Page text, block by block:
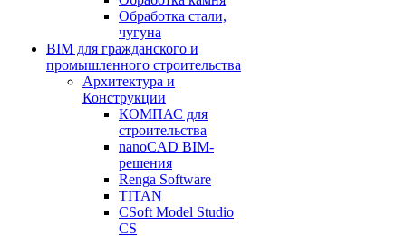
Обработка стали,
чугуна
BIM для гражданского и
промышленного строительства
Архитектура и
Конструкции
КОМПАС для
строительства
nanoCAD BIM-
решения
Renga Software
TITAN
CSoft Model Studio
CS